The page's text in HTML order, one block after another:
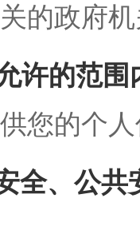
的政府
许的范
您的个
全、公